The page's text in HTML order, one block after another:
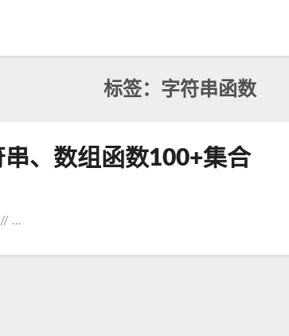
标签：字符串函数
串、数组函数100+集合
// …